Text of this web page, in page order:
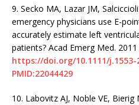
9. Secko MA, Lazar JM,
emergency physicians use E-
accurately estimate left
patients? Acad Emerg Med.
https://doi.org/10.1111/j.1553-
PMID:22044429
10. Labovitz AJ, Noble VE,